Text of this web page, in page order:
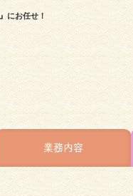
にお任せ！
業務内容